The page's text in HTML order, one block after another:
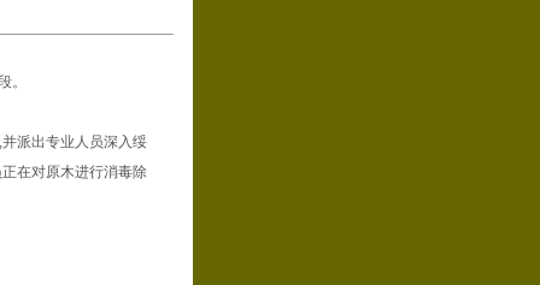
。
派出专业人员深入绥
在对原木进行消毒除